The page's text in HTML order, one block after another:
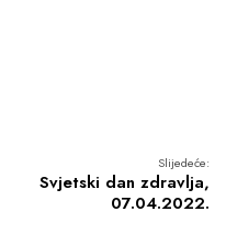
Slijedeće:
Svjetski dan zdravlja,
07.04.2022.